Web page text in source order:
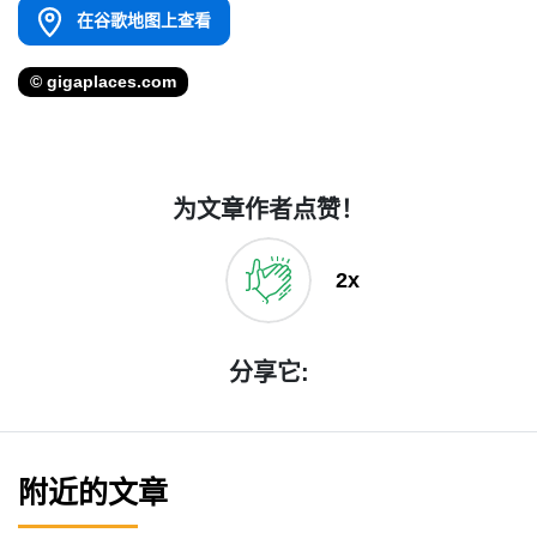
在谷歌地图上查看
© gigaplaces.com
为文章作者点赞！
2x
分享它:
附近的文章